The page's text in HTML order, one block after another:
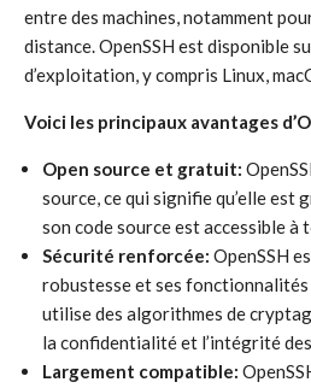
entre des machines, notamment
distance. OpenSSH est disponible
d’exploitation, y compris Linux,
Voici les principaux avantages
Open source et gratuit:
source, ce qui signifie qu’elle est
son code source est accessible à
Sécurité renforcée: OpenSSH
robustesse et ses fonctionnalités
utilise des algorithmes de
la confidentialité et l’intégrité
Largement compatible: